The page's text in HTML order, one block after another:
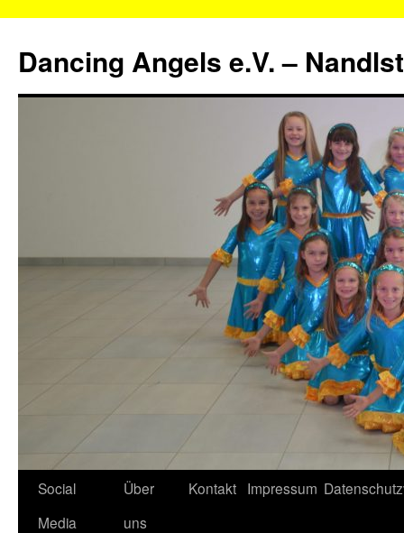
springen
Dancing Angels e.V. –
Social
Media
Über
uns
Kontakt Impressum